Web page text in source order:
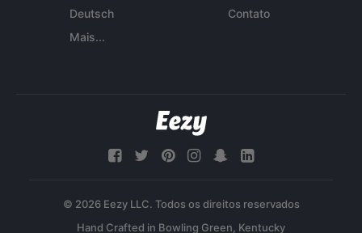
Deutsch
Mais...
Contato
© 2026 Eezy LLC. Todos os direitos reservados